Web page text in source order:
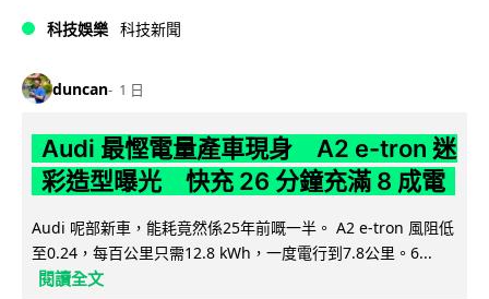
科技娛樂 科技新聞
duncan 1 日
Audi 最慳電量產車現身 A2 e-tron 迷
彩造型曝光 快充 26 分鐘充滿 8 成電
Audi 呢部新車，能耗竟然係25年前嘅一半。 A2 e-tron 風阻低
至0.24，每百公里只需12.8 kWh，一度電行到7.8公里。6...
閱讀全文